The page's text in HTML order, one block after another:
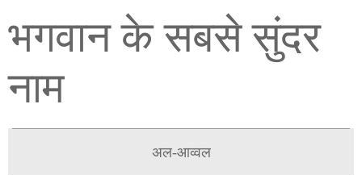
भगवान के सबसे सुंदर
नाम
अल-आव्वल